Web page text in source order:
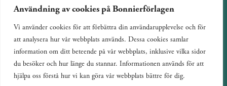
Användning av cookies på Bonnierförlagen
Vi använder cookies för att förbättra din användarupplevelse och för
att analysera hur vår webbplats används. Dessa cookies samlar
information om ditt beteende på vår webbplats, inklusive vilka sidor
du besöker och hur länge du stannar. Informationen används för att
hjälpa oss förstå hur vi kan göra vår webbplats bättre för dig.
Om Bonnierförlagen
Cookies
Integritetspolicy